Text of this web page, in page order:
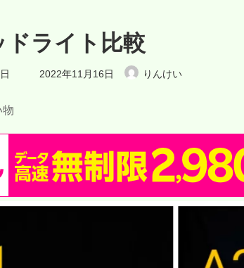
ドライト比較
最
終
時
2022年11月16日 りんけい
物